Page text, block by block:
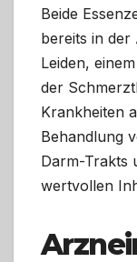
Beide
bereits in der
Leiden,
der
Krankheiten
Behandlung
Darm-Trakts
wertvollen